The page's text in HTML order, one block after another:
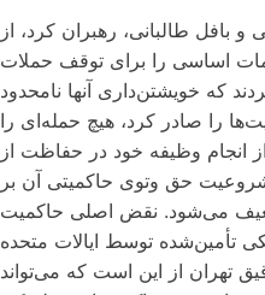
بافل طالبانی، رهبران کرد، از
اساسی را برای توقف حملات
که خویشتن‌داری آنها نامحدود
را صادر کرد، هیچ حمله‌ای را
انجام وظیفه خود در حفاظت از
حق وتوی حاکمیتی آن بر
می‌شود. نقض اصلی حاکمیت
تأمین‌شده توسط ایالات متحده
تهران از این است که می‌تواند